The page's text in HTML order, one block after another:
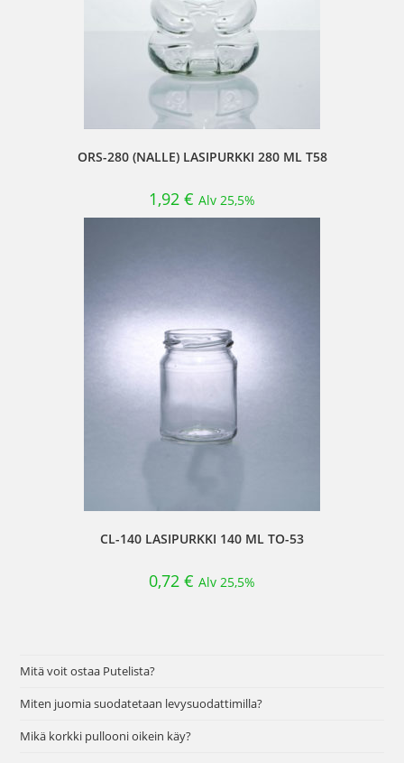
ORS-280 (NALLE) LASIPURKKI 280 ML T58
1,92 € Alv 25,5%
CL-140 LASIPURKKI 140 ML TO-53
0,72 € Alv 25,5%
Mitä voit ostaa Putelista?
Miten juomia suodatetaan levysuodattimilla?
Mikä korkki pullooni oikein käy?